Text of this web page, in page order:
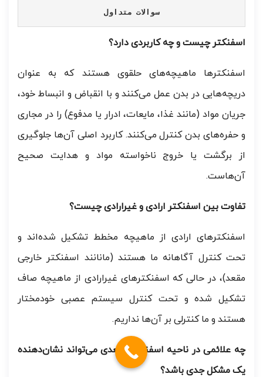
سوالات متداول
اسفنکتر چیست و چه کاربردی دارد؟
اسفنکترها ماهیچه‌های حلقوی هستند که به عنوان
دریچه‌هایی در بدن عمل می‌کنند و با انقباض و انبساط خود،
جریان مواد (مانند غذا، مایعات، ادرار یا مدفوع) را در مجاری
و حفره‌های بدن کنترل می‌کنند. کاربرد اصلی آن‌ها جلوگیری
از برگشت یا خروج ناخواسته مواد و هدایت صحیح
آن‌هاست.
تفاوت بین اسفنکتر ارادی و غیرارادی چیست؟
اسفنکترهای ارادی از ماهیچه مخطط تشکیل شده‌اند و
تحت کنترل آگاهانه ما هستند (مانانند اسفنکتر خارجی
مقعد)، در حالی که اسفنکترهای غیرارادی از ماهیچه صاف
تشکیل شده و تحت کنترل سیستم عصبی خودمختار
هستند و ما کنترلی بر آن‌ها نداریم.
چه علائمی در ناحیه اسفنکتر مقعدی می‌تواند نشان‌دهنده
یک مشکل جدی باشد؟